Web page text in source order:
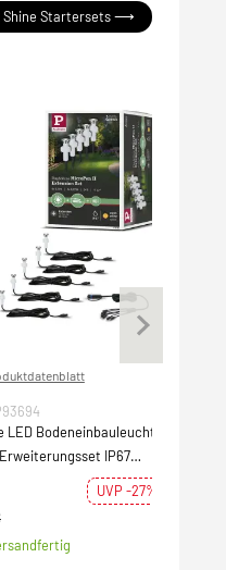
Shine Startersets ⟶
LED Bodeneinbauleuchte
IP67
Silber
UVP -27%